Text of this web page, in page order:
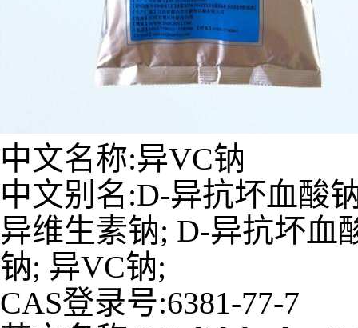
中文名称:异VC钠
中文别名:D-异抗坏血酸
异维生素钠; D-异抗坏血
钠; 异VC钠;
CAS登录号:6381-77-7